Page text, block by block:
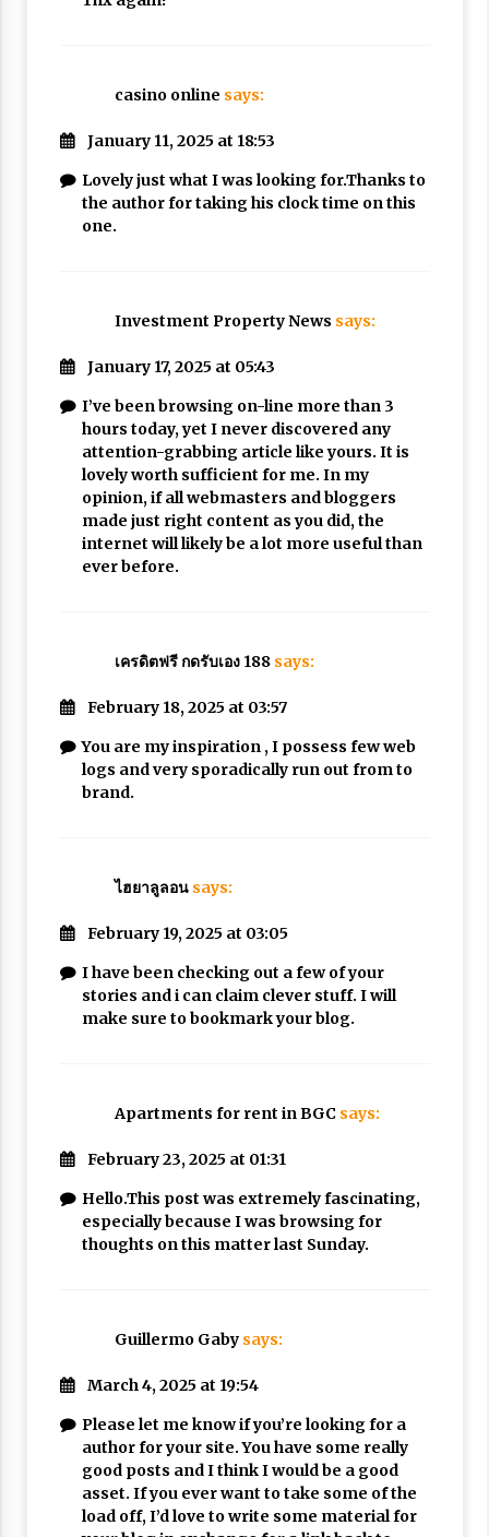
casino online says:
January 11, 2025 at 18:53
Lovely just what I was looking for.Thanks to
the author for taking his clock time on this
one.
Investment Property News says:
January 17, 2025 at 05:43
I’ve been browsing on-line more than 3
hours today, yet I never discovered any
attention-grabbing article like yours. It is
lovely worth sufficient for me. In my
opinion, if all webmasters and bloggers
made just right content as you did, the
internet will likely be a lot more useful than
ever before.
เครดิตฟรี กดรับเอง 188 says:
February 18, 2025 at 03:57
You are my inspiration , I possess few web
logs and very sporadically run out from to
brand.
ไฮยาลูลอน says:
February 19, 2025 at 03:05
I have been checking out a few of your
stories and i can claim clever stuff. I will
make sure to bookmark your blog.
Apartments for rent in BGC says:
February 23, 2025 at 01:31
Hello.This post was extremely fascinating,
especially because I was browsing for
thoughts on this matter last Sunday.
Guillermo Gaby says:
March 4, 2025 at 19:54
Please let me know if you’re looking for a
author for your site. You have some really
good posts and I think I would be a good
asset. If you ever want to take some of the
load off, I’d love to write some material for